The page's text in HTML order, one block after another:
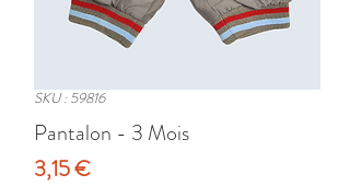
SKU : 59816
Pantalon - 3 Mois
3,15 €Prix